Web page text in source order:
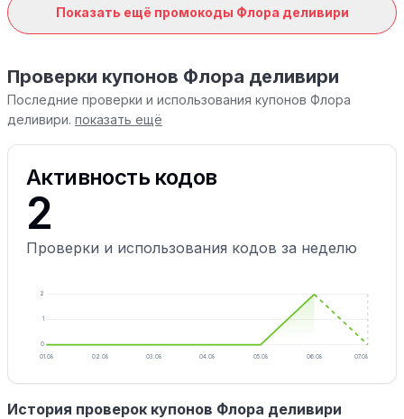
Показать ещё промокоды Флора деливири
Проверки купонов Флора деливири
Последние проверки и использования купонов Флора
деливири. показать ещё
Активность кодов
2
Проверки и использования кодов за неделю
0
1
2
01.08 02.08 03.08 04.08 05.08 06.08 07.08
История проверок купонов Флора деливири